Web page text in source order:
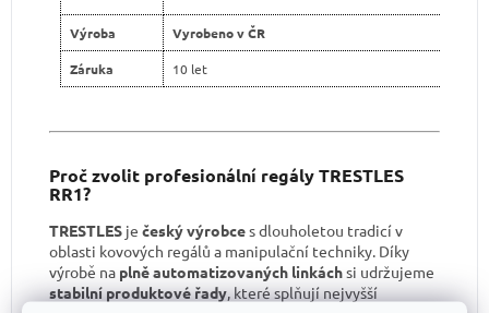
Výroba Vyrobeno v ČR
Záruka 10 let
Proč zvolit profesionální regály TRESTLES
RR1?
TRESTLES je český výrobces dlouholetou tradicí v
oblasti kovových regálů a manipulační techniky. Díky
výrobě na plně automatizovaných linkáchsi udržujeme
stabilní produktové řady, které splňují nejvyšší